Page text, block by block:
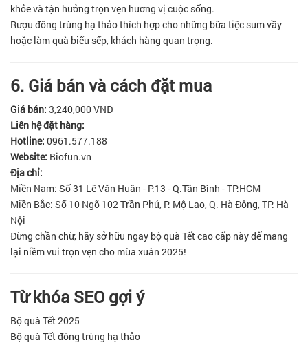
khỏe và tận hưởng trọn vẹn hương vị cuộc sống.
Rượu đông trùng hạ thảo thích hợp cho những bữa tiệc sum vầy
hoặc làm quà biếu sếp, khách hàng quan trọng.
6. Giá bán và cách đặt mua
Giá bán: 3,240,000 VNĐ
Liên hệ đặt hàng:
Hotline: 0961.577.188
Website: Biofun.vn
Địa chỉ:
Miền Nam: Số 31 Lê Văn Huân - P.13 - Q.Tân Bình - TP.HCM
Miền Bắc: Số 10 Ngõ 102 Trần Phú, P. Mộ Lao, Q. Hà Đông, TP. Hà
Nội
Đừng chần chừ, hãy sở hữu ngay bộ quà Tết cao cấp này để mang
lại niềm vui trọn vẹn cho mùa xuân 2025!
Từ khóa SEO gợi ý
Bộ quà Tết 2025
Bộ quà Tết đông trùng hạ thảo